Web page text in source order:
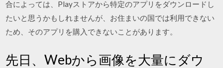
合によっては、Playストアから特定のアプリをダウンロードし
たいと思うかもしれませんが、お住まいの国では利用できない
ため、そのアプリを購入できないことがあります。
先日、Webから画像を大量にダウ